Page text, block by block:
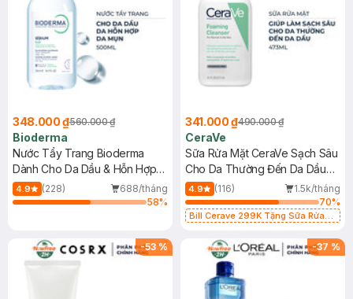
348.000 ₫560.000 ₫
Bioderma
Nước Tẩy Trang Bioderma
Dành Cho Da Dầu & Hỗn Hợp
500ml
4.9 (228)
688/tháng
58%
341.000 ₫490.000 ₫
CeraVe
Sữa Rửa Mặt CeraVe Sạch Sâu
Cho Da Thường Đến Da Dầu
473ml
4.9 (116)
1.5k/tháng
70%
Bill Cerave 299K Tặng Sữa Rửa
-53 % -37 %